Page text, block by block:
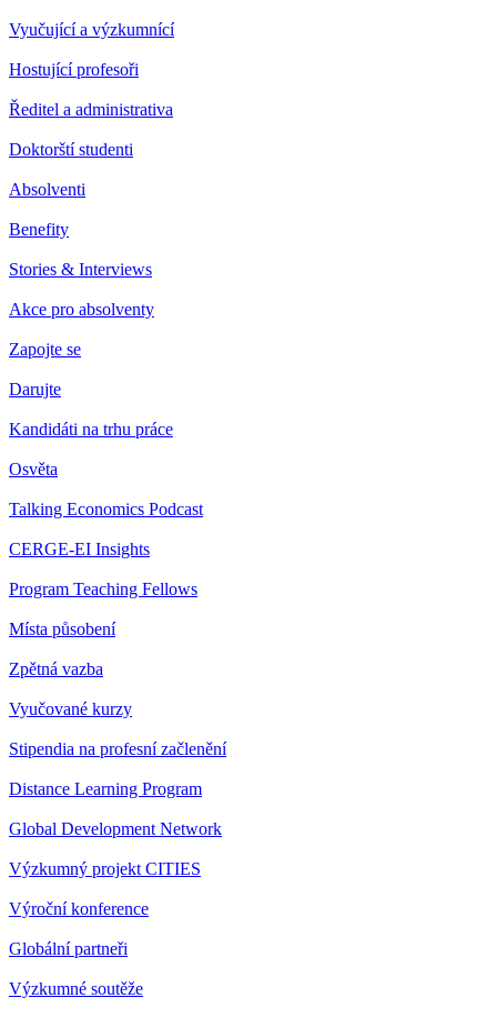
Vyučující a výzkumnící
Hostující profesoři
Ředitel a administrativa
Doktorští studenti
Absolventi
Benefity
Stories & Interviews
Akce pro absolventy
Zapojte se
Darujte
Kandidáti na trhu práce
Osvěta
Talking Economics Podcast
CERGE-EI Insights
Program Teaching Fellows
Místa působení
Zpětná vazba
Vyučované kurzy
Stipendia na profesní začlenění
Distance Learning Program
Global Development Network
Výzkumný projekt CITIES
Výroční konference
Globální partneři
Výzkumné soutěže